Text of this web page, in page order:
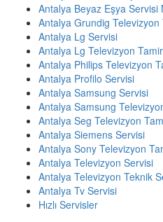
Antalya Beyaz Eşya Servisi
Antalya Grundig Televizyon
Antalya Lg Servisi
Antalya Lg Televizyon
Antalya Philips Televizyon
Antalya Profilo Servisi
Antalya Samsung Servisi
Antalya Samsung
Antalya Seg Televizyon
Antalya Siemens Servisi
Antalya Sony Televizyon
Antalya Televizyon Servisi
Antalya Televizyon Teknik
Antalya Tv Servisi
Hızlı Servisler